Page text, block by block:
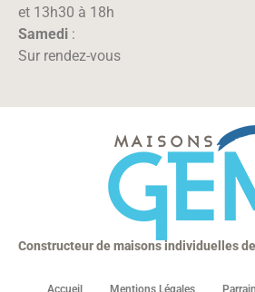
et 13h30 à 18h
Samedi :
Sur rendez-vous
Constructeur de maisons individuelles
Accueil Mentions Légales